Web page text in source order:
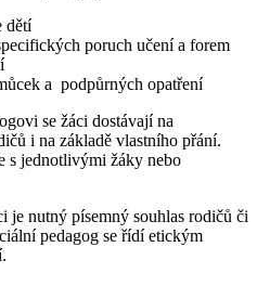
dětí
poruch učení a forem
a podpůrných opatření
se žáci dostávají na
i na základě vlastního přání.
s jednotlivými žáky nebo
je nutný písemný souhlas rodičů či
pedagog se řídí etickým